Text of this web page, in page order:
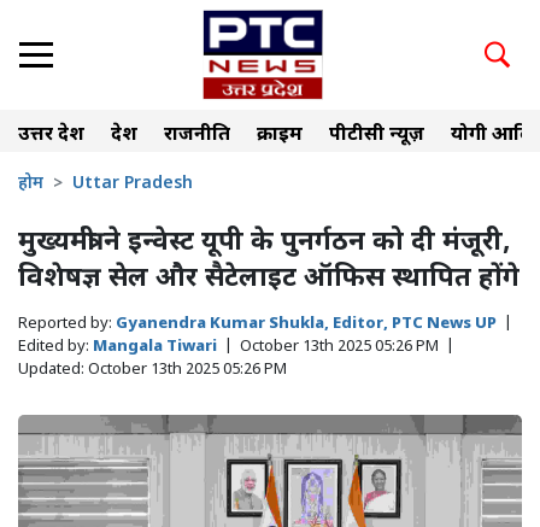
उत्तर प्रदेश देश राजनीति क्राइम पीटीसी न्यूज़ योगी
होम Uttar Pradesh
मुख्यमंत्री ने इन्वेस्ट यूपी के पुनर्गठन को दी मंजूरी,
विशेषज्ञ सेल और सैटेलाइट ऑफिस स्थापित होंगे
Reported by: Gyanendra Kumar Shukla, Editor, PTC News UP
Edited by: Mangala Tiwari October 13th 2025 05:26 PM
Updated: October 13th 2025 05:26 PM